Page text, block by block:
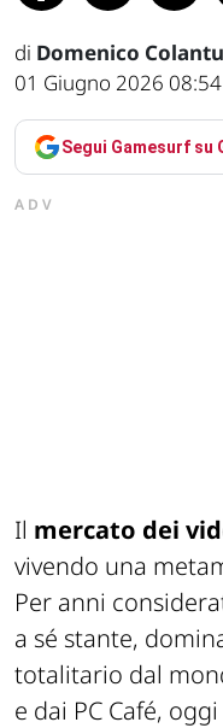
di Domenico
01 Giugno 2026 08:54
Segui Gamesurf su
ADV
Il mercato dei
vivendo una
Per anni
a sé stante,
totalitario dal
e dai PC Café,